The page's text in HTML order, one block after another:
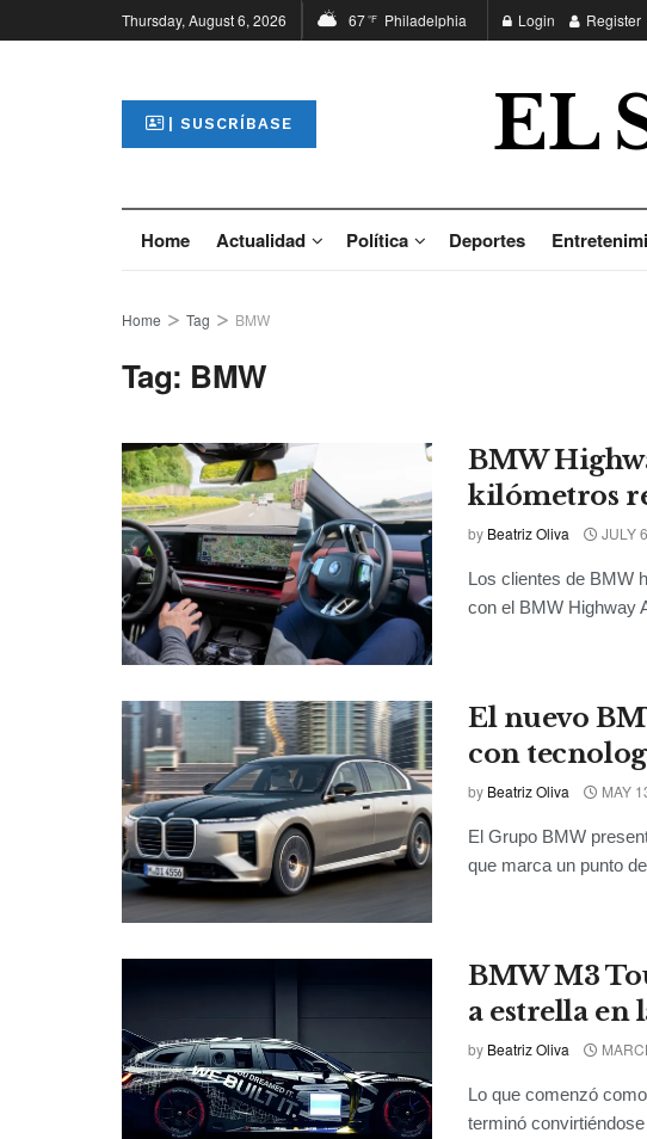
Thursday, August 6, 2026 67°F Philadelphia Login Register
| SUSCRÍBASE EL
Home Actualidad Política Deportes
Home Tag BMW
Tag: BMW
BMW
kilómetros
by Beatriz Oliva JULY
Los clientes de BMW
con el BMW Highway
El nuevo
con
by Beatriz Oliva MAY
El Grupo BMW
que marca un punto
BMW M3
a estrella
by Beatriz Oliva
Lo que comenzó
terminó